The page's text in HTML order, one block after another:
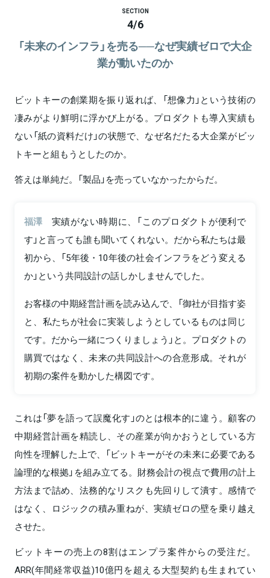
SECTION
4/6
「未来のインフラ」を売る──なぜ実績ゼロで大企
業が動いたのか
ビットキーの創業期を振り返れば、「想像力」という技術の
凄みがより鮮明に浮かび上がる。プロダクトも導入実績も
ない「紙の資料だけ」の状態で、なぜ名だたる大企業がビッ
トキーと組もうとしたのか。
答えは単純だ。「製品」を売っていなかったからだ。
福澤
実績がない時期に、「このプロダクトが便利で
す」と言っても誰も聞いてくれない。だから私たちは最
初から、「5年後・10年後の社会インフラをどう変える
か」という共同設計の話しかしませんでした。
お客様の中期経営計画を読み込んで、「御社が目指す姿
と、私たちが社会に実装しようとしているものは同じ
です。だから一緒につくりましょう」と。プロダクトの
購買ではなく、未来の共同設計への合意形成。それが
初期の案件を動かした構図です。
これは「夢を語って誤魔化す」のとは根本的に違う。顧客の
中期経営計画を精読し、その産業が向かおうとしている方
向性を理解した上で、「ビットキーがその未来に必要である
論理的な根拠」を組み立てる。財務会計の視点で費用の計上
方法まで詰め、法務的なリスクも先回りして潰す。感情で
はなく、ロジックの積み重ねが、実績ゼロの壁を乗り越え
させた。
ビットキーの売上の8割はエンプラ案件からの受注だ。
ARR(年間経常収益)10億円を超える大型契約も生まれてい